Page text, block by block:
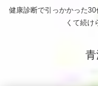
健康診断で引っかかった
くて続け
青